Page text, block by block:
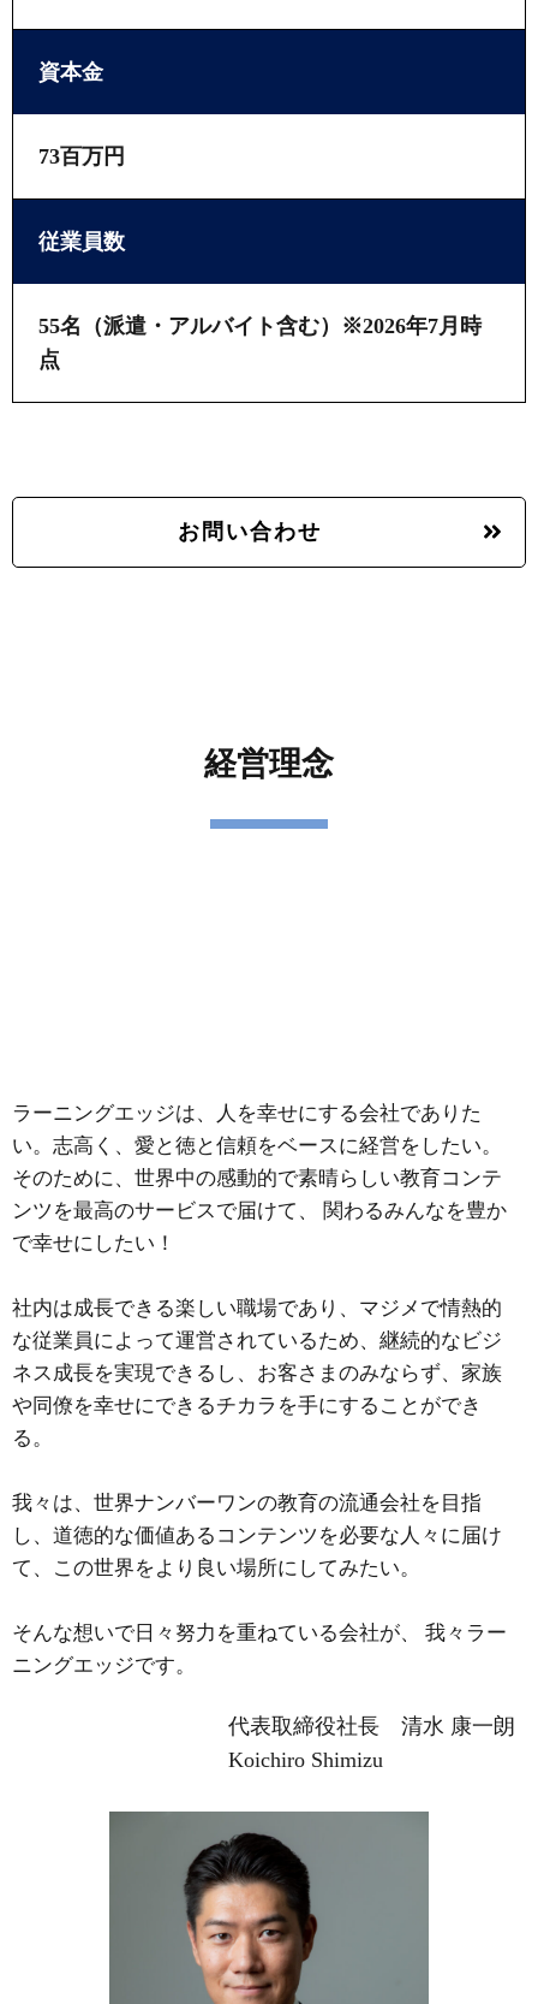
資本金
73百万円
従業員数
55名（派遣・アルバイト含む）※2026年7月時
点
お問い合わせ
経営理念
全従業員の物心両面の豊かさを
追求すると共に
教育を通じた社会の成長発展に
ラーニングエッジは、人を幸せにする会社でありた
い。志高く、愛と徳と信頼をベースに経営をしたい。
そのために、世界中の感動的で素晴らしい教育コンテ
ンツを最高のサービスで届けて、 関わるみんなを豊か
で幸せにしたい！
社内は成⾧できる楽しい職場であり、マジメで情熱的
な従業員によって運営されているため、継続的なビジ
ネス成⾧を実現できるし、お客さまのみならず、家族
や同僚を幸せにできるチカラを手にすることができ
る。
我々は、世界ナンバーワンの教育の流通会社を目指
し、道徳的な価値あるコンテンツを必要な人々に届け
て、この世界をより良い場所にしてみたい。
そんな想いで日々努力を重ねている会社が、 我々ラー
ニングエッジです。
代表取締役社長 清水 康一朗
Koichiro Shimizu